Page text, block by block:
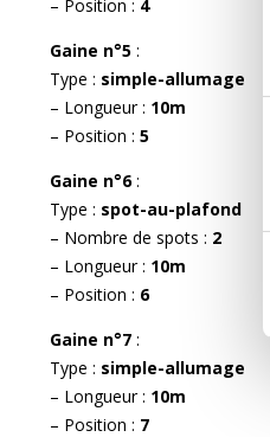
– Position : 4
Gaine n°5 :
Type : simple-allumage
– Longueur : 10m
– Position : 5
Gaine n°6:
Type : spot-au-plafond
– Nombre de spots : 2
– Longueur : 10m
– Position : 6
Gaine n°7 :
Type : simple-allumage
– Longueur : 10m
– Position : 7